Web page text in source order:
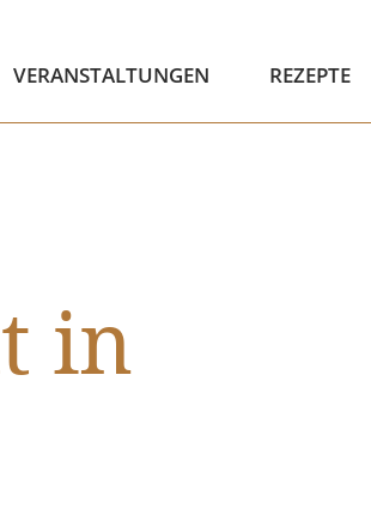
VERANSTALTUNGEN REZEPTE
in